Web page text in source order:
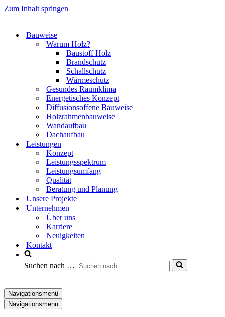
Zum Inhalt springen
Bauweise
Warum Holz?
Baustoff Holz
Brandschutz
Schallschutz
Wärmeschutz
Gesundes Raumklima
Energetisches Konzept
Diffusionsoffene Bauweise
Holzrahmenbauweise
Wandaufbau
Dachaufbau
Leistungen
Konzept
Leistungsspektrum
Leistungsumfang
Qualität
Beratung und Planung
Unsere Projekte
Unternehmen
Über uns
Karriere
Neuigkeiten
Kontakt
Suchen nach …
Navigationsmenü
Navigationsmenü